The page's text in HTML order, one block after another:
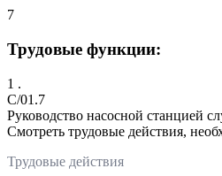
7
Трудовые функции:
1 .
C/01.7
Руководство насосной станцией
Смотреть трудовые действия,
Трудовые действия